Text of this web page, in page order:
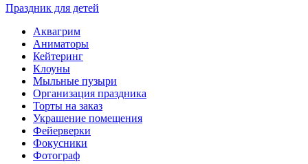
Праздник для детей
Аквагрим
Аниматоры
Кейтеринг
Клоуны
Мыльные пузыри
Организация праздника
Торты на заказ
Украшение помещения
Фейерверки
Фокусники
Фотограф